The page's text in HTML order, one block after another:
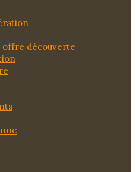
offre découverte